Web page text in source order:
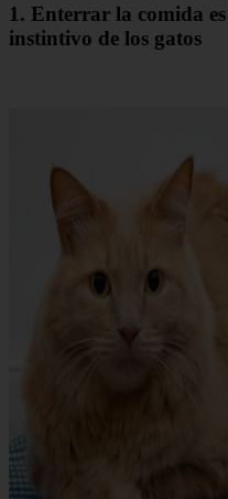
1. Enterrar la comida
instintivo de los gatos